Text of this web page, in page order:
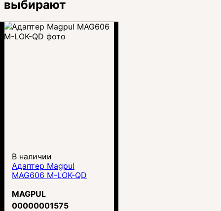
выбирают
В наличии
Адаптер Magpul
MAG606 M-LOK-QD
MAGPUL
00000001575